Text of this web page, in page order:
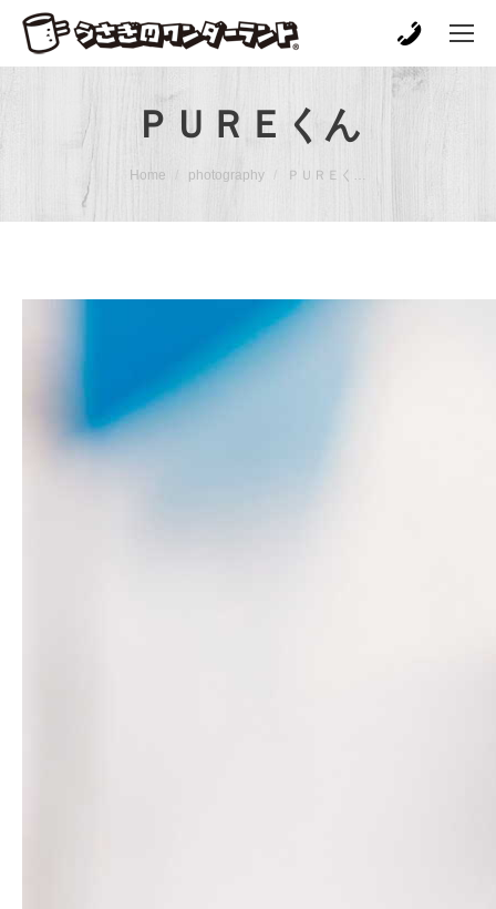
ＰＵＲＥくん
Home photography ＰＵＲＥく…